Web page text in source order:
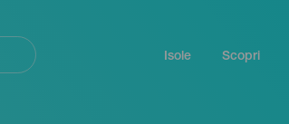
Isole Scopri